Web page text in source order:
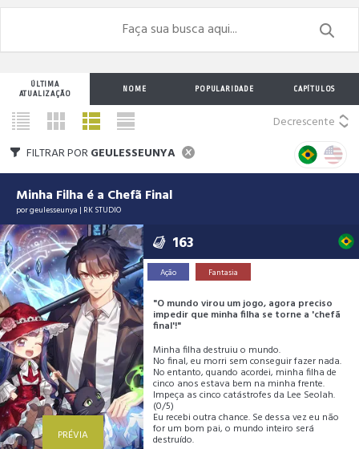
ÚLTIMA
ATUALIZAÇÃO
NOME POPULARIDADE CAPÍTULOS
Decrescente
FILTRAR PORGEULESSEUNYA
Minha Filha é a Chefã Final
porgeulesseunya | RK STUDIO
PRÉVIA
163
Ação Fantasia
"O mundo virou um jogo, agora preciso
impedir que minha filha se torne a 'chefã
final'!"
Minha filha destruiu o mundo.
No final, eu morri sem conseguir fazer nada.
No entanto, quando acordei, minha filha de
cinco anos estava bem na minha frente.
Impeça as cinco catástrofes da Lee Seolah.
(0/5)
Eu recebi outra chance. Se dessa vez eu não
for um bom pai, o mundo inteiro será
destruído.